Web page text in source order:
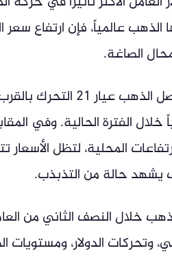
عالمياً، فإن ارتفاع
الصاغة.
الفترة الحالية. وفي
المحلية، لتظل
يشهد حالة من التذبذب.
خلال النصف الثاني من
وتحركات الدولار،